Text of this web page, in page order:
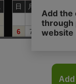
日 月
1
2 3
6
7 8 9 10